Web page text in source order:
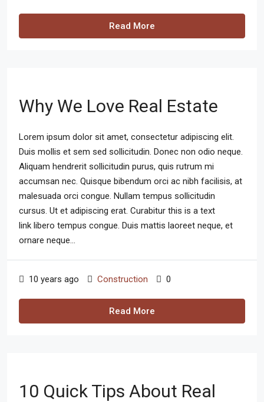
Read More
Why We Love Real Estate
Lorem ipsum dolor sit amet, consectetur adipiscing elit.
Duis mollis et sem sed sollicitudin. Donec non odio neque.
Aliquam hendrerit sollicitudin purus, quis rutrum mi
accumsan nec. Quisque bibendum orci ac nibh facilisis, at
malesuada orci congue. Nullam tempus sollicitudin
cursus. Ut et adipiscing erat. Curabitur this is a text
link libero tempus congue. Duis mattis laoreet neque, et
ornare neque...
10 years ago Construction 0
Read More
10 Quick Tips About Real